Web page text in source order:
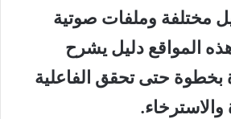
مختلفة وملفات صوتية
المواقع دليل يشرح
بخطوة حتى تحقق الفاعلية
والاسترخاء.